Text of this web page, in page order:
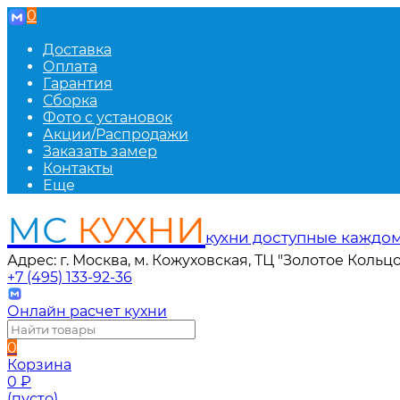
0
Доставка
Оплата
Гарантия
Сборка
Фото с установок
Акции/Распродажи
Заказать замер
Контакты
Еще
МС КУХНИ кухни доступные
Адрес: г. Москва, м. Кожуховская, ТЦ "Золотое
+7 (495) 133-92-36
Онлайн расчет кухни
0
Корзина
0 ₽